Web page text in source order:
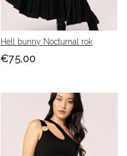
Hell bunny Nocturnal rok
€75,00